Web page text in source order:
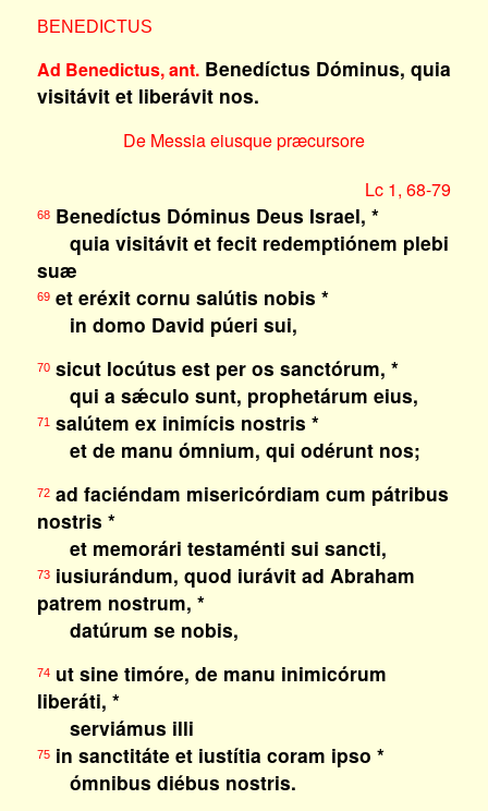
BENEDICTUS
Ad Benedictus, ant. Benedíctus Dóminus, quia
visitávit et liberávit nos.
De Messia eiusque præcursore
Lc 1, 68-79
68Benedíctus Dóminus Deus Israel, *
quia visitávit et fecit redemptiónem plebi
suæ
69et eréxit cornu salútis nobis *
in domo David púeri sui,
70sicut locútus est per os sanctórum, *
qui a sǽculo sunt, prophetárum eius,
71salútem ex inimícis nostris *
et de manu ómnium, qui odérunt nos;
72ad faciéndam misericórdiam cum pátribus
nostris *
et memorári testaménti sui sancti,
73iusiurándum, quod iurávit ad Abraham
patrem nostrum, *
datúrum se nobis,
74ut sine timóre, de manu inimicórum
liberáti, *
serviámus illi
75in sanctitáte et iustítia coram ipso *
ómnibus diébus nostris.